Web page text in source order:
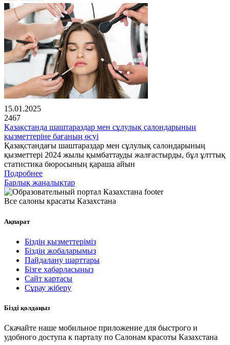
15.01.2025
2467
Қазақстанда шаштараздар мен сұлулық салондарының
қызметтеріне бағаның өсуі
Қазақстандағы шаштараздар мен сұлулық салондарының
қызметтері 2024 жылы қымбаттауды жалғастырды, бұл ұлттық
статистика бюросының қараша айын
Подробнее
Барлық жаңалықтар
Все салоны красаты Казахстана
Ақпарат
Біздің қызметтеріміз
Біздің жобаларымыз
Пайдалану шарттары
Бізге хабарласыңыз
Сайт картасы
Сұрау жіберу
Бізді қолдаңыз
Скачайте наше мобильное приложение для быстрого и
удобного доступа к парталу по Салонам красоты Казахстана